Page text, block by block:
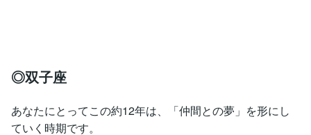
◎双子座
あなたにとってこの約12年は、「仲間との夢」を形にし
ていく時期です。